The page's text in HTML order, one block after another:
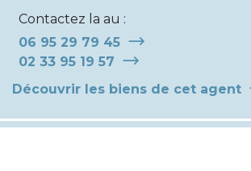
Contactez la au :
06 95 29 79 45
02 33 95 19 57
Découvrir les biens de cet agent